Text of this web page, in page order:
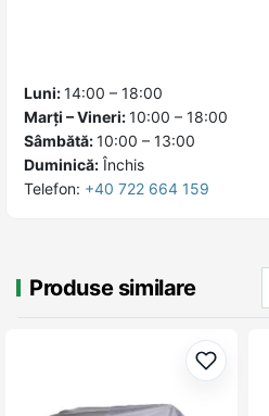
Luni:14:00 – 18:00
Marți – Vineri:10:00 – 18:00
Sâmbătă:10:00 – 13:00
Duminică: Închis
Telefon: +40 722 664 159
Produse similare